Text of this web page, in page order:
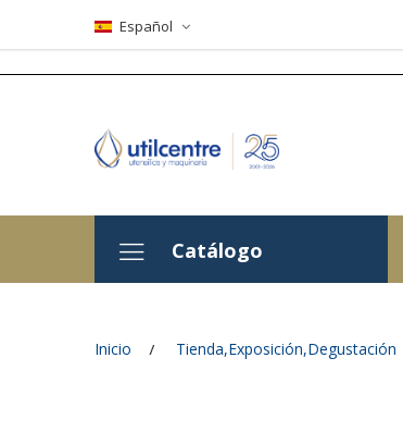
Español
Catálogo
Inicio Tienda,Exposición,Degustación